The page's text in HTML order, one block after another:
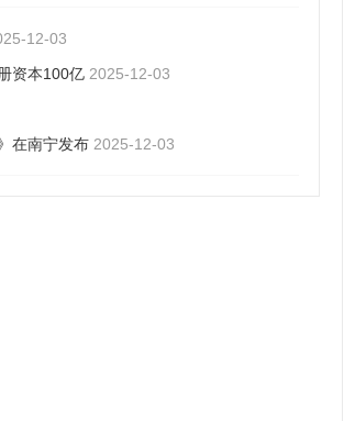
12-03
资本100亿 2025-12-03
在南宁发布 2025-12-03